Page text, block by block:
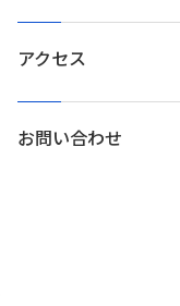
アクセス
お問い合わせ